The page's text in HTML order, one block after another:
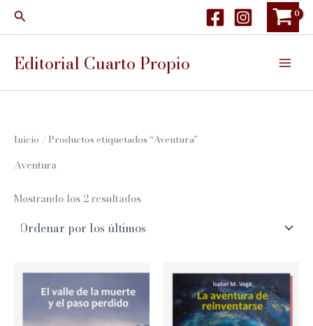
Buscar
Editorial Cuarto Propio
Inicio / Productos etiquetados “Aventura”
Aventura
Mostrando los 2 resultadosOrdenado
últimos